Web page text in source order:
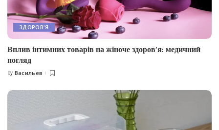
ЗДОРОВ'Я
Вплив інтимних товарів на жіноче здоров’я: медичний
погляд
Posted
by Васильев